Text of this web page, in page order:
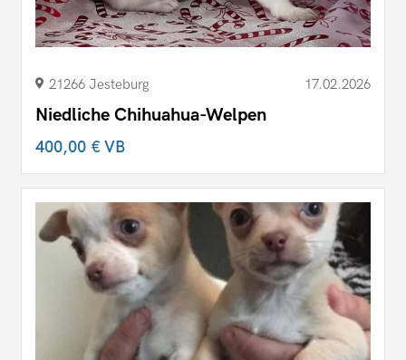
21266 Jesteburg 17.02.2026
Niedliche Chihuahua-Welpen
400,00 €VB